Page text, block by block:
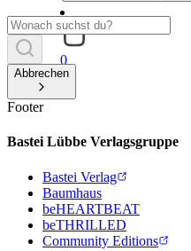
0
Abbrechen
Footer
Bastei Lübbe Verlagsgruppe
Bastei Verlag
Baumhaus
beHEARTBEAT
beTHRILLED
Community Editions